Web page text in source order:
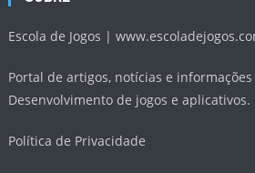
Escola de Jogos |
Portal de artigos, notícias e
Desenvolvimento de jogos e aplicativos.
Política de Privacidade